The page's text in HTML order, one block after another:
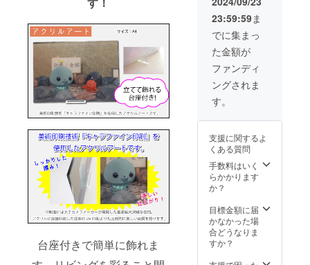
台座付きで簡単に飾れま
キュー
レ
ター 1
点 30名
様限定
になり
ます。
画像は
す。 金
消費税
（10%
）と送
料1,100
りま
す。
23:59:59ま
でに集まっ
た金額が
ファンディ
ングされま
す。
支援に関するよ
くある質問
手数料はいく
らかかります
か？
目標金額に届
かなかった場
合どうなりま
すか？